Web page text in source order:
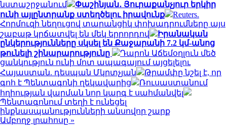
նստաշրջանում
Փաշինյան․ Յուրաքանչյուր երկիր
ունի այլընտրանք ստեղծելու իրավունք
Reuters.
Հորմուզի նեղուցով տարանցիկ փոխադրումները այս
շաբաթ կրճատվել են մեկ երրորդով
Իրանական
ընկերությունները սկսել են Քաջարանի 7.2 կմ-անոց
թունելի շինարարությունը
Դարոն Աճեմօղլուն մեծ
ցանկություն ունի մոտ ապագայում այցելելու
Հայաստան. դեսպան Մկրտչյան
Թրամփը նշել է, որ
գոհ է Պենտագոնի ղեկավարից
Ռուսաստանում
հղիության վարման նոր կարգ է սահմանվել
Պենտագոնում տեղի է ունեցել
ինքնասպանությունների անսովոր շարք
Ամբողջ լրահոսը »